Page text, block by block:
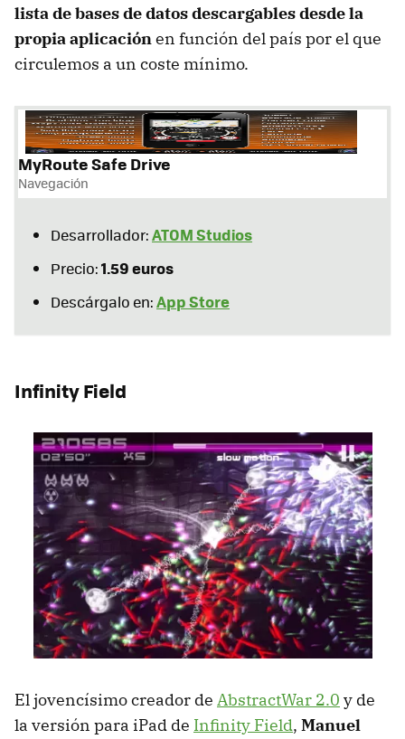
lista de bases de datos descargables desde la
propia aplicaciónen función del país por el que
circulemos a un coste mínimo.
MyRoute Safe Drive
Navegación
Desarrollador:ATOM Studios
Precio:1.59 euros
Descárgalo en:App Store
Infinity Field
El jovencísimo creador de AbstractWar 2.0 y de
la versión para iPad de Infinity Field, Manuel